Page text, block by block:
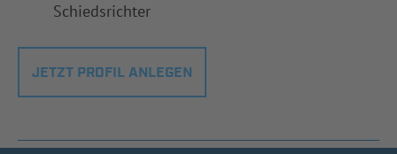
Schiedsrichter
JETZT PROFIL ANLEGEN